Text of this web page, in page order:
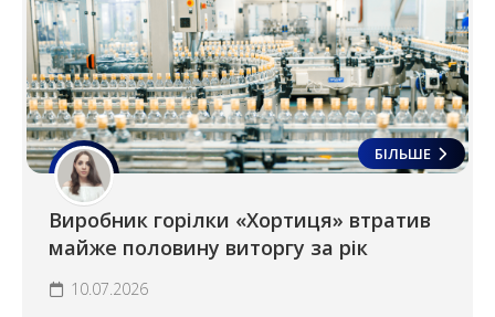
БІЛЬШЕ
Виробник горілки «Хортиця» втратив
майже половину виторгу за рік
10.07.2026